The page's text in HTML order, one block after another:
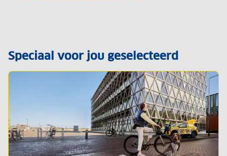
Speciaal voor jou geselecteerd